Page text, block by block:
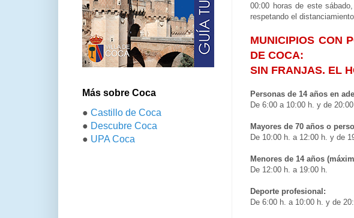
00:00 horas de este
respetando el
MUNICIPIOS CON
DE COCA:
SIN FRANJAS. EL
Personas de 14 años en
De 6:00 a 10:00 h. y de
Mayores de 70 años o
De 10:00 h. a 12:00 h. y de
Menores de 14 años
De 12:00 h. a 19:00 h.
Deporte profesional:
De 6:00 h. a 10:00 h. y de
Más sobre Coca
● Castillo de Coca
● Descubre Coca
● UPA Coca